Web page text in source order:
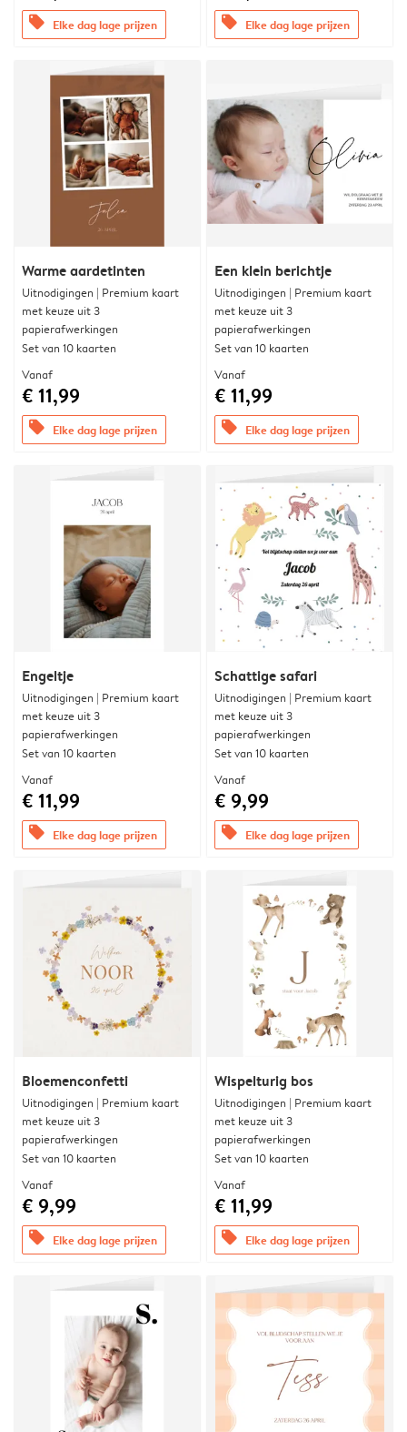
offers Elke dag lage prijzen offers Elke dag lage prijzen
Warme aardetinten
Uitnodigingen | Premium kaart
met keuze uit 3
papierafwerkingen
Set van 10 kaarten
Vanaf
€ 11,99
offers Elke dag lage prijzen
Een klein berichtje
Uitnodigingen | Premium kaart
met keuze uit 3
papierafwerkingen
Set van 10 kaarten
Vanaf
€ 11,99
offers Elke dag lage prijzen
Engeltje
Uitnodigingen | Premium kaart
met keuze uit 3
papierafwerkingen
Set van 10 kaarten
Vanaf
€ 11,99
offers Elke dag lage prijzen
Schattige safari
Uitnodigingen | Premium kaart
met keuze uit 3
papierafwerkingen
Set van 10 kaarten
Vanaf
€ 9,99
offers Elke dag lage prijzen
Bloemenconfetti
Uitnodigingen | Premium kaart
met keuze uit 3
papierafwerkingen
Set van 10 kaarten
Vanaf
€ 9,99
offers Elke dag lage prijzen
Wispelturig bos
Uitnodigingen | Premium kaart
met keuze uit 3
papierafwerkingen
Set van 10 kaarten
Vanaf
€ 11,99
offers Elke dag lage prijzen